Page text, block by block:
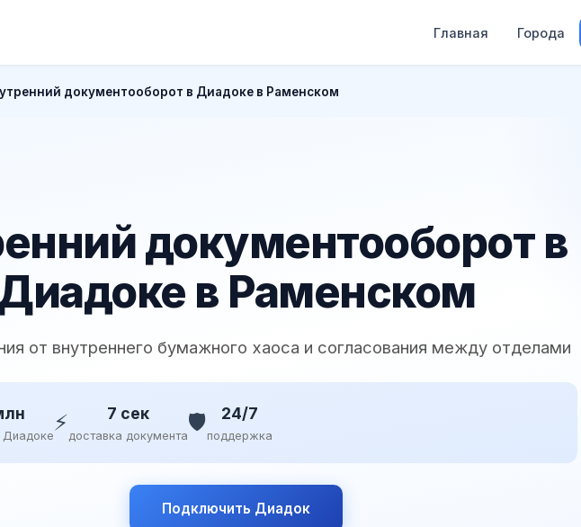
Главная Города
документооборот в Диадоке в Раменском
документооборот в
в Раменском
от внутреннего бумажного хаоса и согласования между отделами
Диадоке⚡ 7 сек
доставка документа🛡️ 24/7
поддержка
Подключить Диадок